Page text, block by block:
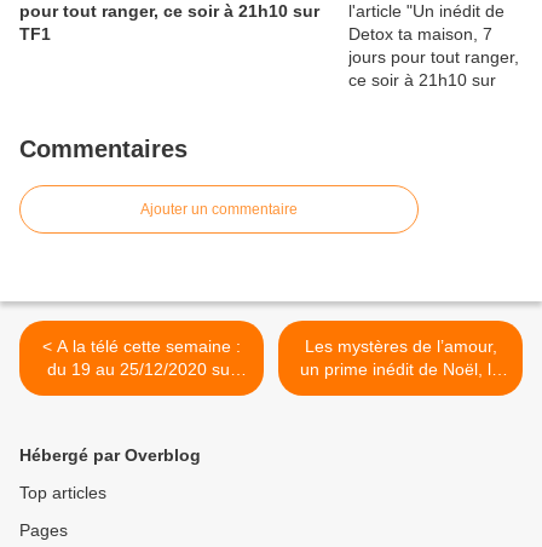
pour tout ranger, ce soir à 21h10 sur
TF1
Commentaires
Ajouter un commentaire
< A la télé cette semaine :
du 19 au 25/12/2020 sur
TF1, France 2, France 3 et
Les mystères de l’amour,
un prime inédit de Noël, le
dimanche 20/12/2020 dès
Hébergé par Overblog
Top articles
Pages